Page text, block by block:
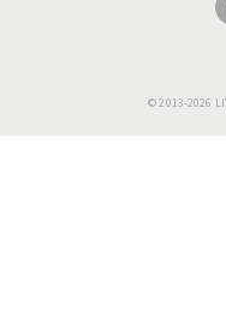
© 2013-2026